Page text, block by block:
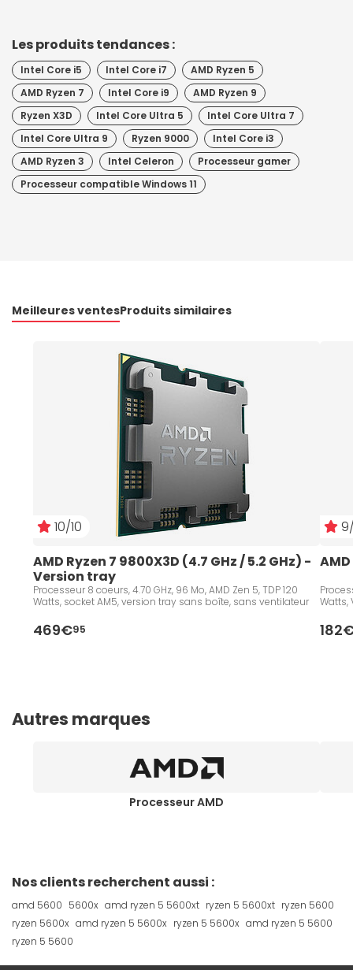
Les produits tendances :
Intel Core i5 Intel Core i7
AMD Ryzen 5
AMD Ryzen 7
Intel Core i9
AMD Ryzen 9
Ryzen X3D
Intel Core Ultra 5
Intel Core Ultra 7
Intel Core Ultra 9
Ryzen 9000
Intel Core i3
AMD Ryzen 3
Intel Celeron
Processeur gamer
Processeur compatible Windows 11
Meilleures ventesProduits similaires
10/10
AMD Ryzen 7 9800X3D (4.7 GHz / 5.2 GHz) -
Version tray
Processeur 8 coeurs, 4.70 GHz, 96 Mo, AMD Zen 5, TDP 120
Watts, socket AM5, version tray sans boîte, sans ventilateur
469€95
Watts,
Autres marques
Processeur AMD
Nos clients recherchent aussi :
amd 5600 5600x amd ryzen 5 5600xt ryzen 5 5600xt ryzen 5600
ryzen 5600x amd ryzen 5 5600x ryzen 5 5600x amd ryzen 5 5600
ryzen 5 5600